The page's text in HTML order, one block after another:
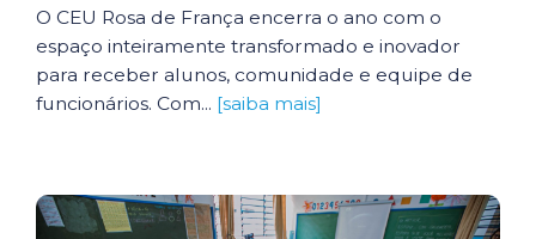
O CEU Rosa de França encerra o ano com o
espaço inteiramente transformado e inovador
para receber alunos, comunidade e equipe de
funcionários. Com... [saiba mais]